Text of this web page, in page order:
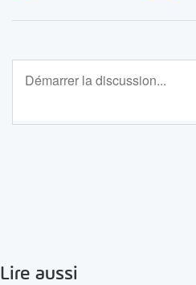
Lire aussi